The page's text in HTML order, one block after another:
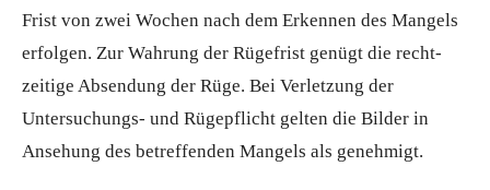
Frist von zwei Wochen nach dem Erkennen des Mangels
erfolgen. Zur Wahrung der Rügefrist genügt die recht-
zeitige Absendung der Rüge. Bei Verletzung der
Untersuchungs- und Rügepflicht gelten die Bilder in
Ansehung des betreffenden Mangels als genehmigt.